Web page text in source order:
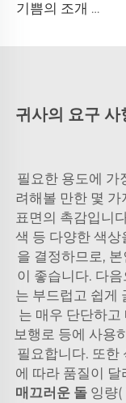
기쁨의 조개 노래 천연 특징 라임스톤 슬랩
귀사의 요구
필요한 용도에 가
려해볼 만한 몇
표면의 촉감입니
색 등 다양한 색
을 결정하므로,
이 좋습니다. 다
는 부드럽고 쉽게
는 매우 단단하
보행로 등에 사용
필요합니다. 또한
에 따라 품질이
매끄러운 돌 잉량